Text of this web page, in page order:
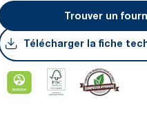
Trouver un
Télécharger la fiche